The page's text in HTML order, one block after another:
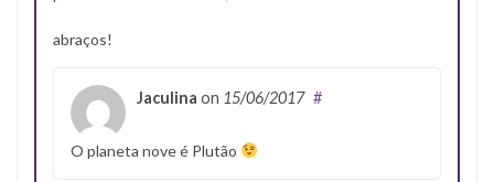
abraços!
Jaculina on 15/06/2017 #
O planeta nove é Plutão